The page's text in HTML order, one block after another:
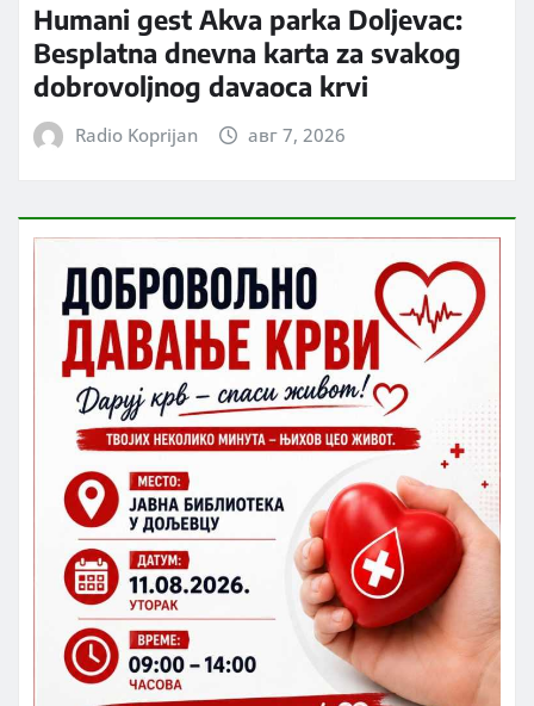
Humani gest Akva parka Doljevac:
Besplatna dnevna karta za svakog
dobrovoljnog davaoca krvi
Radio Koprijan авг 7, 2026